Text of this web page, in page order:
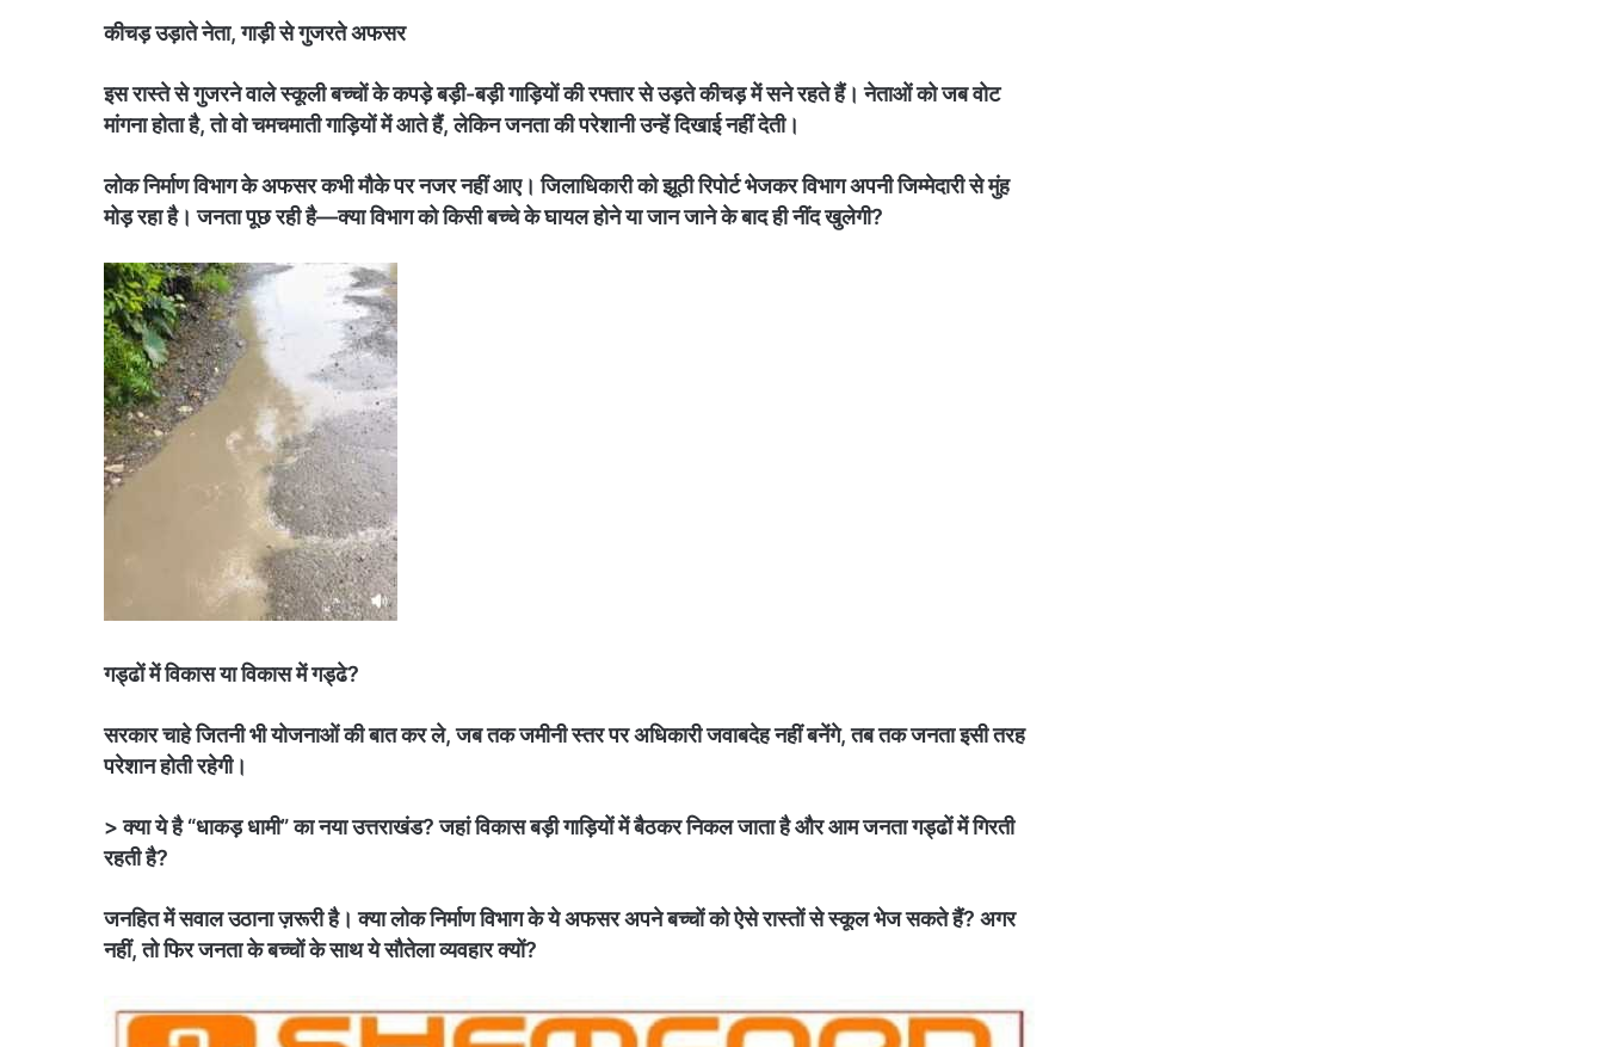
कीचड़ उड़ाते नेता, गाड़ी से गुजरते अफसर
इस रास्ते से गुजरने वाले स्कूली बच्चों के कपड़े बड़ी-बड़ी गाड़ियों की रफ्तार से उड़ते कीचड़ में सने रहते हैं। नेताओं को जब वोट
मांगना होता है, तो वो चमचमाती गाड़ियों में आते हैं, लेकिन जनता की परेशानी उन्हें दिखाई नहीं देती।
लोक निर्माण विभाग के अफसर कभी मौके पर नजर नहीं आए। जिलाधिकारी को झूठी रिपोर्ट भेजकर विभाग अपनी जिम्मेदारी से मुंह
मोड़ रहा है। जनता पूछ रही है—क्या विभाग को किसी बच्चे के घायल होने या जान जाने के बाद ही नींद खुलेगी?
गड्ढों में विकास या विकास में गड्ढे?
सरकार चाहे जितनी भी योजनाओं की बात कर ले, जब तक जमीनी स्तर पर अधिकारी जवाबदेह नहीं बनेंगे, तब तक जनता इसी तरह
परेशान होती रहेगी।
> क्या ये है “धाकड़ धामी” का नया उत्तराखंड? जहां विकास बड़ी गाड़ियों में बैठकर निकल जाता है और आम जनता गड्ढों में गिरती
रहती है?
जनहित में सवाल उठाना ज़रूरी है। क्या लोक निर्माण विभाग के ये अफसर अपने बच्चों को ऐसे रास्तों से स्कूल भेज सकते हैं? अगर
नहीं, तो फिर जनता के बच्चों के साथ ये सौतेला व्यवहार क्यों?